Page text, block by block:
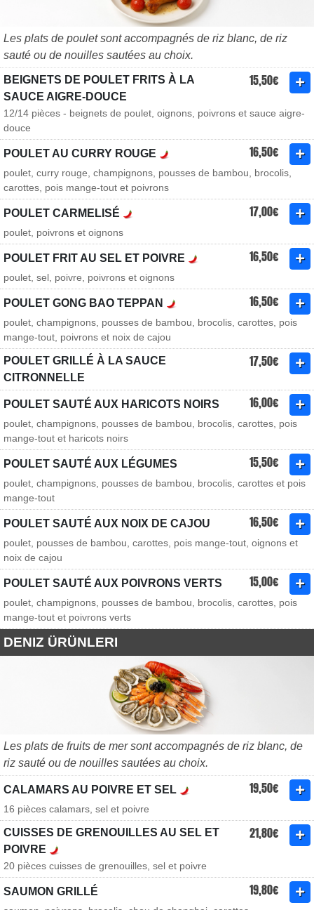
Les plats de poulet sont accompagnés de riz blanc, de riz
sauté ou de nouilles sautées au choix.
BEIGNETS DE POULET FRITS À LA
SAUCE AIGRE-DOUCE
15,50€
12/14 pièces - beignets de poulet, oignons, poivrons et sauce aigre-
douce
POULET AU CURRY ROUGE 16,50€
poulet, curry rouge, champignons, pousses de bambou, brocolis,
carottes, pois mange-tout et poivrons
POULET CARMELISÉ 17,00€
poulet, poivrons et oignons
POULET FRIT AU SEL ET POIVRE 16,50€
poulet, sel, poivre, poivrons et oignons
POULET GONG BAO TEPPAN 16,50€
poulet, champignons, pousses de bambou, brocolis, carottes, pois
mange-tout, poivrons et noix de cajou
POULET GRILLÉ À LA SAUCE
CITRONNELLE
17,50€
POULET SAUTÉ AUX HARICOTS NOIRS 16,00€
poulet, champignons, pousses de bambou, brocolis, carottes, pois
mange-tout et haricots noirs
POULET SAUTÉ AUX LÉGUMES 15,50€
poulet, champignons, pousses de bambou, brocolis, carottes et pois
mange-tout
POULET SAUTÉ AUX NOIX DE CAJOU 16,50€
poulet, pousses de bambou, carottes, pois mange-tout, oignons et
noix de cajou
POULET SAUTÉ AUX POIVRONS VERTS 15,00€
poulet, champignons, pousses de bambou, brocolis, carottes, pois
mange-tout et poivrons verts
DENIZ ÜRÜNLERI
Les plats de fruits de mer sont accompagnés de riz blanc, de
riz sauté ou de nouilles sautées au choix.
CALAMARS AU POIVRE ET SEL 19,50€
16 pièces calamars, sel et poivre
CUISSES DE GRENOUILLES AU SEL ET
POIVRE
21,80€
20 pièces cuisses de grenouilles, sel et poivre
SAUMON GRILLÉ 19,80€